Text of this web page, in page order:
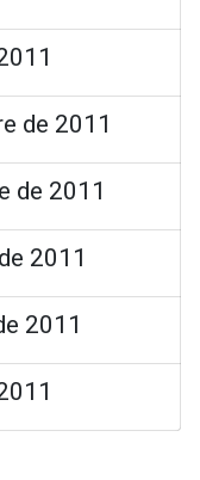
de 2011
de 2011
2011
2011